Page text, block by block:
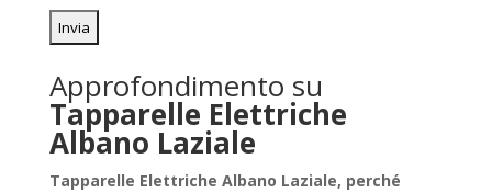
Approfondimento su
Tapparelle Elettriche
Albano Laziale
Tapparelle Elettriche Albano Laziale, perché